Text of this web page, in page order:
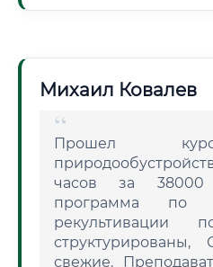
Михаил Ковалев
Прошел
часов за 38000
программа по
рекультивации
свежие.